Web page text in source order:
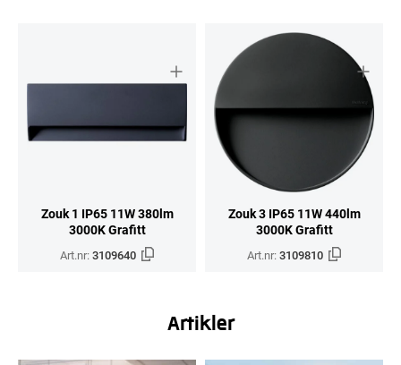
Zouk 1 IP65 11W 380lm
3000K Grafitt
Art.nr:3109640
Zouk 3 IP65 11W 440lm
3000K Grafitt
Art.nr:3109810
Artikler